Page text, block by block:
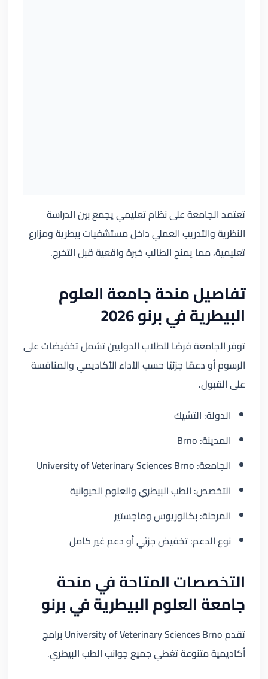
تعتمد الجامعة على نظام تعليمي يجمع بين الدراسة
النظرية والتدريب العملي داخل مستشفيات بيطرية ومزارع
تعليمية، مما يمنح الطالب خبرة واقعية قبل التخرج.
تفاصيل منحة جامعة العلوم
البيطرية في برنو 2026
توفر الجامعة فرصًا للطلاب الدوليين تشمل تخفيضات على
الرسوم أو دعمًا جزئيًا حسب الأداء الأكاديمي والمنافسة
على القبول.
الدولة: التشيك
المدينة: Brno
الجامعة: University of Veterinary Sciences Brno
التخصص: الطب البيطري والعلوم الحيوانية
المرحلة: بكالوريوس وماجستير
نوع الدعم: تخفيض جزئي أو دعم غير كامل
التخصصات المتاحة في منحة
جامعة العلوم البيطرية في برنو
تقدم University of Veterinary Sciences Brno برامج
أكاديمية متنوعة تغطي جميع جوانب الطب البيطري.